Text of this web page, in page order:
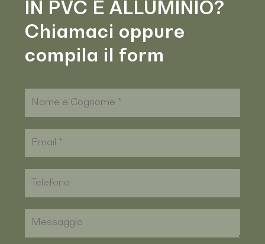
IN PVC E ALLUMINIO?
Chiamaci oppure
compila il form